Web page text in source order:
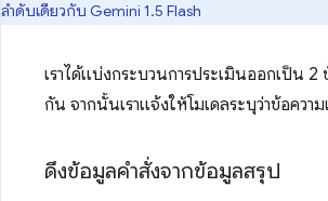
ลำดับเดียวกับ Gemini 1.5 Flash
เราได้แบ่งกระบวนการประเมินออกเป็น
กัน จากนั้นเราแจ้งให้โมเดลระบุว่าข้อคว
ดึงข้อมูลคำสั่งจากข้อมูลสรุป